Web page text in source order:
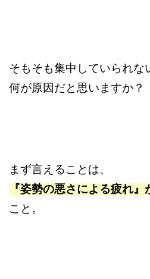
そもそも集中していられな
何が原因だと思いますか？
まず言えることは、
『姿勢の悪さによる疲れ』
こと。